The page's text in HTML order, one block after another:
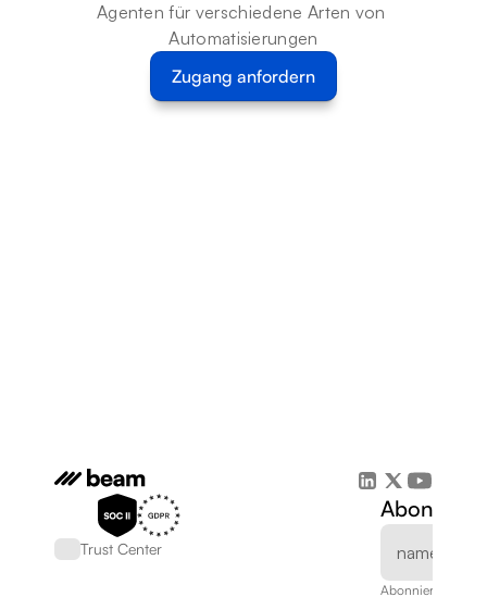
Agenten für verschiedene Arten von
Automatisierungen
Zugang anfordern
Trust Center
Abonnieren Sie